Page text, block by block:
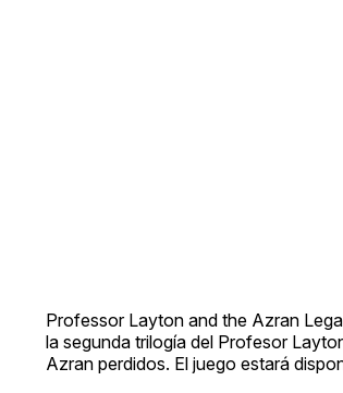
Professor Layton and the Azran
la segunda trilogía del Profesor
Azran perdidos. El juego estará